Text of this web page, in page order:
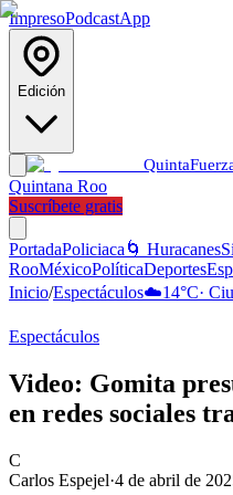
ImpresoPodcastApp
Edición
Quinta
Quintana Roo
Suscríbete gratis
PortadaPoliciaca 🌀 Huracanes
RooMéxicoPolíticaDeportes
Inicio/Espectáculos☁️14°C·
Espectáculos
Video: Gomita
en redes sociales
C
Carlos Espejel·4 de abril de